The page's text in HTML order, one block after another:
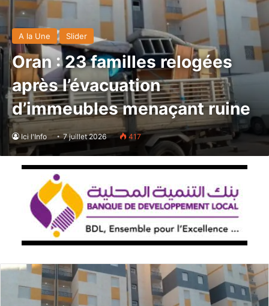
A la Une Slider
Oran : 23 familles relogées
après l’évacuation
d’immeubles menaçant ruine
Ici l'Info 7 juillet 2026 417